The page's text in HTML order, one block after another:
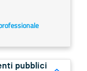
pubblici